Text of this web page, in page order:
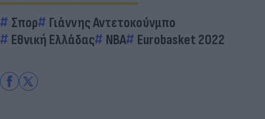
Σπορ
Γιάννης Αντετοκούνμπο
Εθνική Ελλάδας
ΝΒΑ Eurobasket 2022